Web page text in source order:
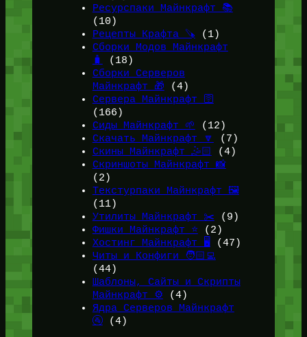
Ресурспаки Майнкрафт 📚
(10)
Рецепты Крафта 🪚 (1)
Сборки Модов Майнкрафт
🧳
(18)
Сборки Серверов
Майнкрафт 🎁 (4)
Сервера Майнкрафт 🛜
(166)
Сиды Майнкрафт 🌱
(12)
Скачать Майнкрафт 🔽
(7)
Скины Майнкрафт 🤹🏻
(4)
Скриншоты Майнкрафт 📸
(2)
Текстурпаки Майнкрафт 🖼️
(11)
Утилиты Майнкрафт ✂️ (9)
Фишки Майнкрафт ⭐(2)
Хостинг Майнкрафт 🖥️ (47)
Читы и Конфиги 🧑🏻‍💻
(44)
Шаблоны, Сайты и Скрипты
Майнкрафт ⚙️ (4)
Ядра Серверов Майнкрафт
🚰(4)